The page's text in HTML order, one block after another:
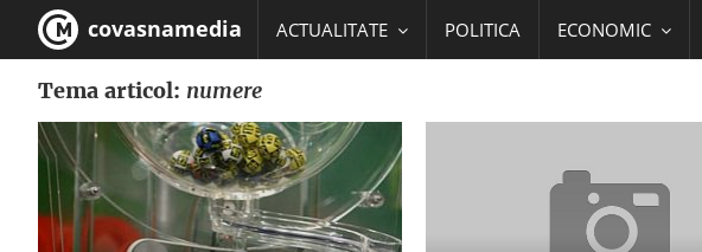
covasnamedia ACTUALITATE POLITICA ECONOMIC
Tema articol: numere